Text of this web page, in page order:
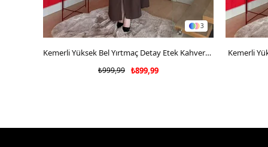
3
SEPETE EKLE
Kemerli Yüksek Bel Yırtmaç Detay Etek Kahverengi 2182
₺899,99
₺999,99
Kemerli